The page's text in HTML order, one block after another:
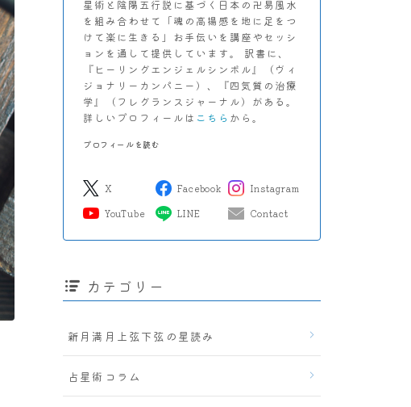
星術と陰陽五行説に基づく日本の卍易風水
を組み合わせて「魂の高揚感を地に足をつ
けて楽に生きる」お手伝いを講座やセッシ
ョンを通して提供しています。 訳書に、
『ヒーリングエンジェルシンボル』（ヴィ
ジョナリーカンパニー）、『四気質の治療
学』（フレグランスジャーナル）がある。
詳しいプロフィールは こちら から。
プロフィールを読む
X Facebook
Instagram
YouTube
LINE Contact
カテゴリー
新月満月上弦下弦の星読み
占星術コラム